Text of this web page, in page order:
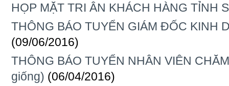
HỌP MẶT TRI ÂN KHÁCH HÀNG TỈNH
THÔNG BÁO TUYỂN GIÁM ĐỐC KINH
(09/06/2016)
THÔNG BÁO TUYỂN NHÂN VIÊN
giống) (06/04/2016)